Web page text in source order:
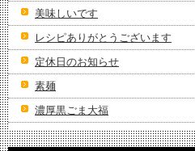
美味しいです
レシピありがとうございます
定休日のお知らせ
素麺
濃厚黒ごま大福